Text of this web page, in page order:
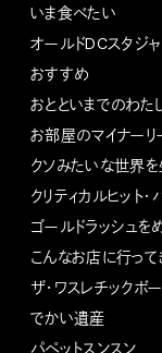
いま食べたい
オールドDCスタジ
おすすめ
おとといまでのわ
お部屋のマイナーリ
クソみたいな世界
クリティカルヒット・
ゴールドラッシュを
こんなお店に行って
ザ・ワスレチックボ
でかい遺産
パペットスンスン